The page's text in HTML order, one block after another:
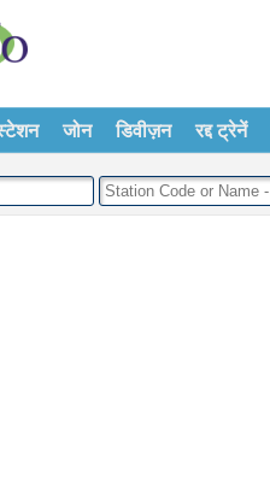
जोन डिवीज़न रद्द ट्रेनें